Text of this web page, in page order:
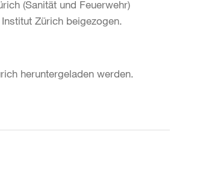
(Sanität und Feuerwehr)
Zürich beigezogen.
heruntergeladen werden.